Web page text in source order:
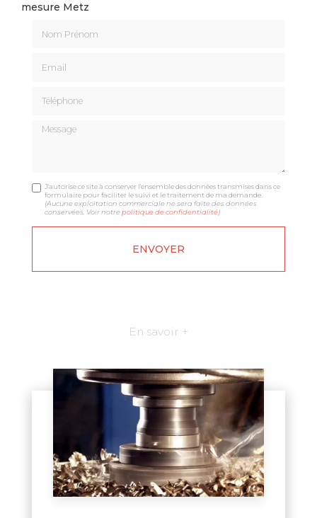
mesure Metz
Message
J'autorise ce site à conserver l'ensemble des données transmises dans ce
formulaire pour faciliter le suivi et le traitement de ma demande.
(Aucune exploitation commerciale ne sera faite des données
conservées. Voir notrepolitique de confidentialité)
En savoir +